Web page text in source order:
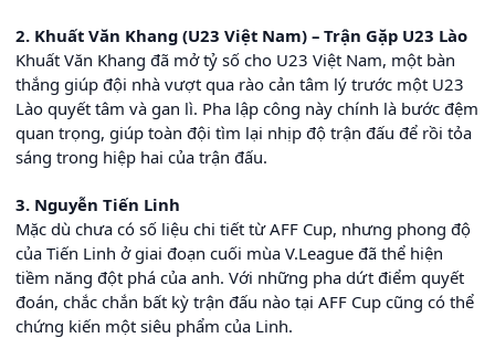
2. Khuất Văn Khang (U23 Việt Nam) – Trận Gặp U23 Lào
Khuất Văn Khang đã mở tỷ số cho U23 Việt Nam, một bàn
thắng giúp đội nhà vượt qua rào cản tâm lý trước một U23
Lào quyết tâm và gan lì. Pha lập công này chính là bước đệm
quan trọng, giúp toàn đội tìm lại nhịp độ trận đấu để rồi tỏa
sáng trong hiệp hai của trận đấu.
3. Nguyễn Tiến Linh
Mặc dù chưa có số liệu chi tiết từ AFF Cup, nhưng phong độ
của Tiến Linh ở giai đoạn cuối mùa V.League đã thể hiện
tiềm năng đột phá của anh. Với những pha dứt điểm quyết
đoán, chắc chắn bất kỳ trận đấu nào tại AFF Cup cũng có thể
chứng kiến một siêu phẩm của Linh.